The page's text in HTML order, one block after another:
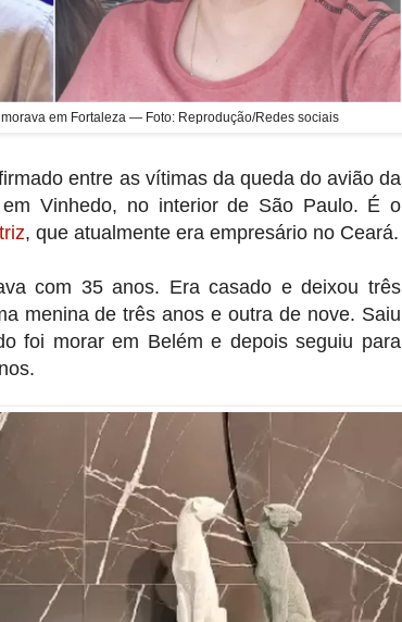
em Fortaleza — Foto: Reprodução/Redes sociais
entre as vítimas da queda do avião da
Vinhedo, no interior de São Paulo. É o
, que atualmente era empresário no Ceará.
com 35 anos. Era casado e deixou três
menina de três anos e outra de nove. Saiu
foi morar em Belém e depois seguiu para